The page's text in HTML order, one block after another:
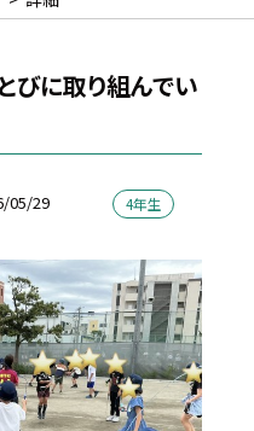
びに取り組んでい
05/29 4年生